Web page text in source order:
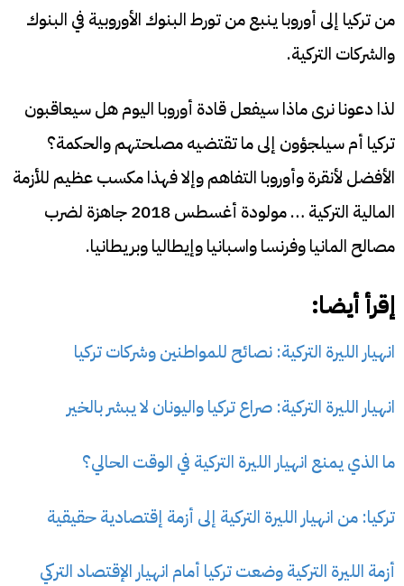
من تركيا إلى أوروبا ينبع من تورط البنوك الأوروبية في البنوك
والشركات التركية.
لذا دعونا نرى ماذا سيفعل قادة أوروبا اليوم هل سيعاقبون
تركيا أم سيلجؤون إلى ما تقتضيه مصلحتهم والحكمة؟
الأفضل لأنقرة وأوروبا التفاهم وإلا فهذا مكسب عظيم للأزمة
المالية التركية … مولودة أغسطس 2018 جاهزة لضرب
مصالح المانيا وفرنسا واسبانيا وإيطاليا وبريطانيا.
إقرأ أيضا:
انهيار الليرة التركية: نصائح للمواطنين وشركات تركيا
انهيار الليرة التركية: صراع تركيا واليونان لا يبشر بالخير
ما الذي يمنع انهيار الليرة التركية في الوقت الحالي؟
تركيا: من انهيار الليرة التركية إلى أزمة إقتصادية حقيقية
أزمة الليرة التركية وضعت تركيا أمام انهيار الإقتصاد التركي